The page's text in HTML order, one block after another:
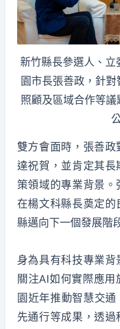
新竹縣長參選人、
園市長張善政，針
照顧及區域合作等
雙方會面時，張善
達祝賀，並肯定其
策領域的專業背景
在楊文科縣長奠定
縣邁向下一個發展階
身為具有科技專業背
關注AI如何實際應
園近年推動智慧交
先通行等成果，透